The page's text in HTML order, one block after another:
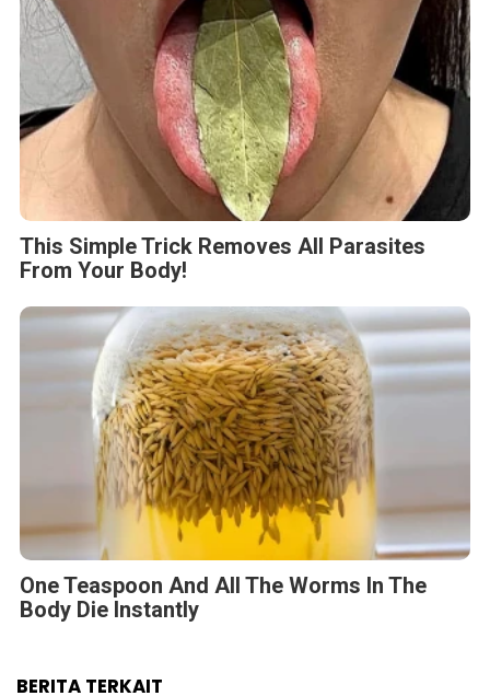
This Simple Trick Removes All Parasites
From Your Body!
One Teaspoon And All The Worms In The
Body Die Instantly
BERITA TERKAIT